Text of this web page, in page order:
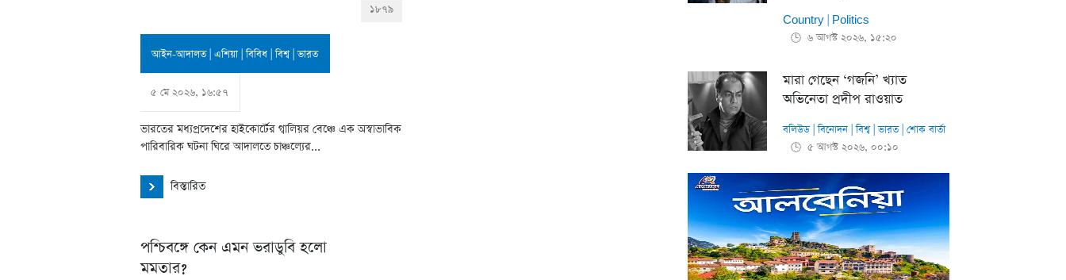
১৮৭৯
আইন-আদালত| এশিয়া|বিবিধ |বিশ্ব|ভারত
৫ মে ২০২৬, ১৬:৫৭
ভারতের মধ্যপ্রদেশের হাইকোর্টের গ্বালিয়র বেঞ্চে এক অস্বাভাবিক
পারিবারিক ঘটনা ঘিরে আদালতে চাঞ্চল্যের...
বিস্তারিত
পশ্চিবঙ্গে কেন এমন ভরাডুবি হলো
মমতার?
Country Politics
🕒 ৬ আগস্ট ২০২৬, ১৫:২০
মারা গেছেন ‘গজনি’ খ্যাত
অভিনেতা প্রদীপ রাওয়াত
বলিউড|বিনোদন |বিশ্ব|ভারত| শোক বার্তা
🕒 ৫ আগস্ট ২০২৬, ০০:১০